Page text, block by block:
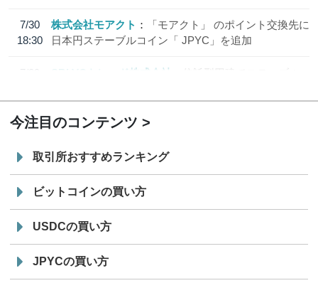
7/30
18:30
株式会社モアクト
「モアクト」 のポイント交換先に
日本円ステーブルコイン「 JPYC」を追加
7/29
SBI VCトレード株式会社
信託型円建てステーブル
今注目のコンテンツ
取引所おすすめランキング
ビットコインの買い方
USDCの買い方
JPYCの買い方